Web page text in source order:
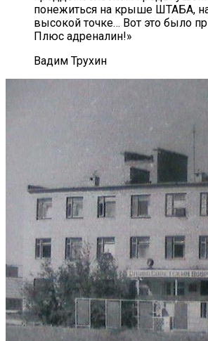
понежиться на крыше ШТАБА,
высокой точке… Вот это было
Плюс адреналин!»
Вадим Трухин